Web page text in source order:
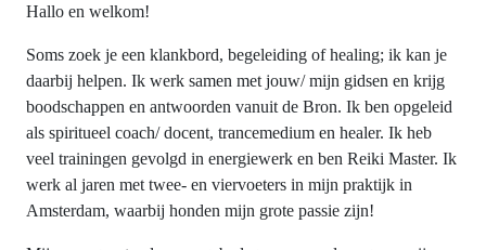
Hallo en welkom!
Soms zoek je een klankbord, begeleiding of healing; ik kan je
daarbij helpen. Ik werk samen met jouw/ mijn gidsen en krijg
boodschappen en antwoorden vanuit de Bron. Ik ben opgeleid
als spiritueel coach/ docent, trancemedium en healer. Ik heb
veel trainingen gevolgd in energiewerk en ben Reiki Master. Ik
werk al jaren met twee- en viervoeters in mijn praktijk in
Amsterdam, waarbij honden mijn grote passie zijn!